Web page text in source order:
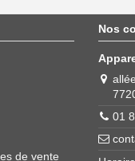
de vente
Nos
01